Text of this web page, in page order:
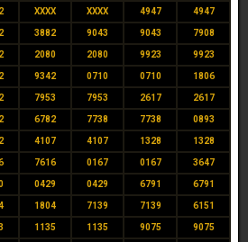
XXXX XXXX 4947 4947
3882 9043 9043 7908
2080 2080 9923 9923
9342 0710 0710 1806
7953 7953 2617 2617
6782 7738 7738 0893
4107 4107 1328 1328
7616 0167 0167 3647
0429 0429 6791 6791
1804 7139 7139 6151
1135 1135 9075 9075